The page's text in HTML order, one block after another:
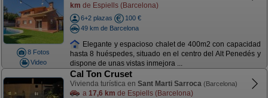
8 Fotos
Video
km de Espiells (Barcelona)
6+2 plazas
100 €
49 km de Barcelona
Elegante y espacioso chalet de 400m2 con capacidad
hasta 8 huéspedes, situado en el centro del Alt Penedés y
dispone de unas vistas inmejora ...
Cal Ton Cruset
Vivienda turística en Sant Marti Sarroca (Barcelona)
a 17,6 km de Espiells (Barcelona)